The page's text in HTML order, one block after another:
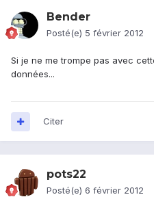
Bender
Posté(e) 5 février 2012
Si je ne me trompe pas avec
données...
Citer
pots22
Posté(e) 6 février 2012